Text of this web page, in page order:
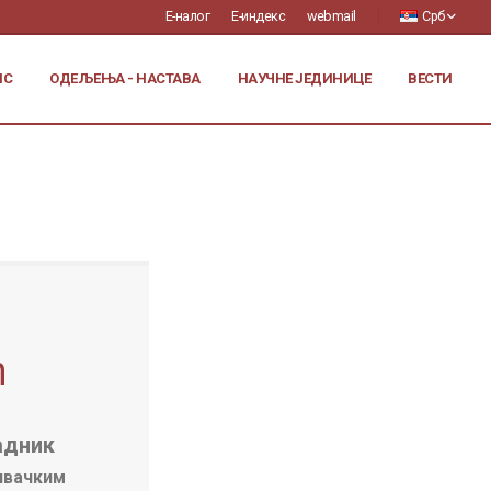
Е-налог Е-индекс webmail Срб
ОДЕЉЕЊА - НАСТАВА НАУЧНЕ ЈЕДИНИЦЕ ВЕСТИ